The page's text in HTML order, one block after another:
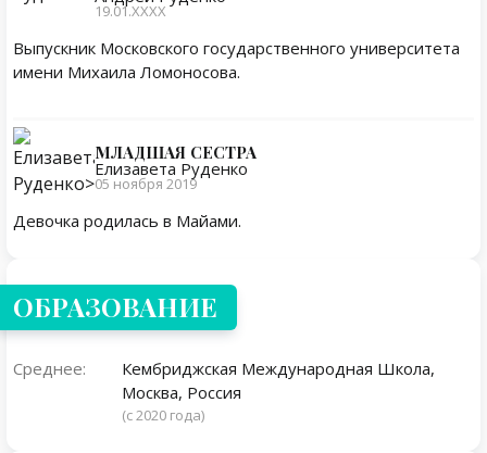
19.01.ХХХХ
Выпускник Московского государственного университета
имени Михаила Ломоносова.
МЛАДШАЯ СЕСТРА
Елизавета Руденко
05 ноября 2019
Девочка родилась в Майами.
ОБРАЗОВАНИЕ
Среднее:
Кембриджская Международная Школа,
Москва, Россия
(с 2020 года)